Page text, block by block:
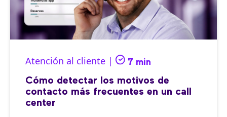
Atención al cliente | 7 min
Cómo detectar los motivos de
contacto más frecuentes en un call
center